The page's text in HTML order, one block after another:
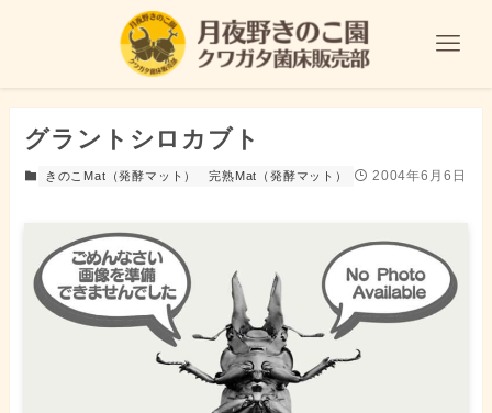
グラントシロカブト
きのこMat（発酵マット） 完熟Mat（発酵マット） 2004年6月6日